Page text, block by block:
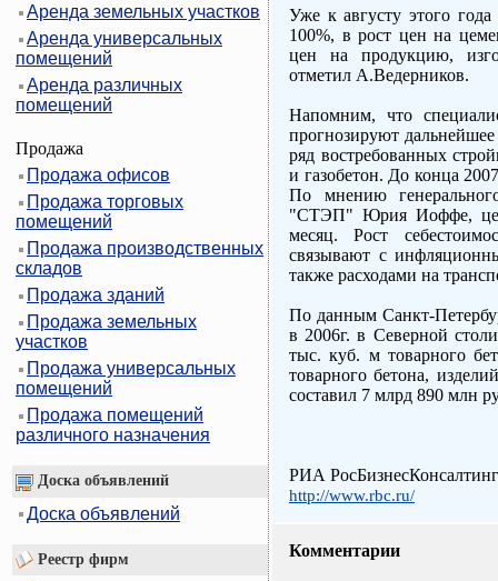
Аренда земельных участков
Аренда универсальных
помещений
Аренда различных
помещений
Продажа
Продажа офисов
Продажа торговых
помещений
Продажа производственных
складов
Продажа зданий
Продажа земельных
участков
Продажа универсальных
помещений
Продажа помещений
различного назначения
Доска объявлений
Доска объявлений
Реестр фирм
Уже к августу этого
100%, в рост цен на
цен на продукцию,
отметил А.Ведерников.
Напомним, что
прогнозируют
ряд востребованных
и газобетон. До конца
По мнению
"СТЭП" Юрия Иоффе,
месяц. Рост
связывают с
также расходами на
По данным Санкт-
в 2006г. в Северной
тыс. куб. м товарного
товарного бетона,
составил 7 млрд 890 млн
РИА РосБизнесКонсалтинг
http://www.rbc.ru/
Комментарии